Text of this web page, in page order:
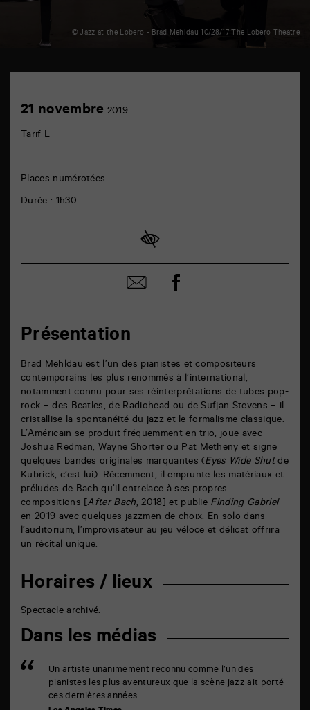
© Jazz at the Lobero - Brad Mehldau 10/28/17 The Lobero Theatre
Présentation
Brad Mehldau est l’un des pianistes et compositeurs
contemporains les plus renommés à l’international,
notamment connu pour ses réinterprétations de tubes pop-
rock – des Beatles, de Radiohead ou de Sufjan Stevens – il
cristallise la spontanéité du jazz et le formalisme classique.
L’Américain se produit fréquemment en trio, joue avec
Joshua Redman, Wayne Shorter ou Pat Metheny et signe
quelques bandes originales marquantes (Eyes Wide Shutde
Kubrick, c’est lui). Récemment, il emprunte les matériaux et
préludes de Bach qu’il entrelace à ses propres
compositions [After Bach, 2018] et publie Finding Gabriel
en 2019 avec quelques jazzmen de choix. En solo dans
l’auditorium, l’improvisateur au jeu véloce et délicat offrira
un récital unique.
Horaires / lieux
Spectacle archivé.
Dans les médias
Un artiste unanimement reconnu comme l’un des
pianistes les plus aventureux que la scène jazz ait porté
ces dernières années.
Achetez
en
21 novembre 201921
Tarif L
Places numérotées
Durée : 1h30
Partager
par
Partager
sur